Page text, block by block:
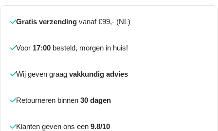
Gratis verzending vanaf €99,- (NL)
Voor 17:00 besteld, morgen in huis!
Wij geven graag vakkundig advies
Retourneren binnen 30 dagen
Klanten geven ons een 9.8/10